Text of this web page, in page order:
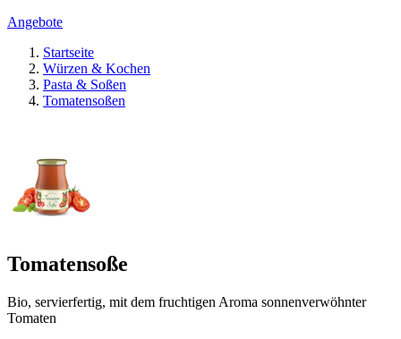
Angebote
Startseite
Würzen & Kochen
Pasta & Soßen
Tomatensoßen
Tomatensoße
Bio, servierfertig, mit dem fruchtigen Aroma sonnenverwöhnter
Tomaten